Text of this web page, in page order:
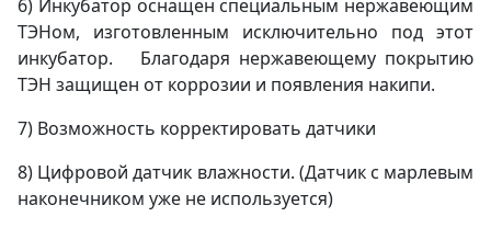
6) Инкубатор оснащен специальным нержавеющим
ТЭНом, изготовленным исключительно под этот
инкубатор. Благодаря нержавеющему покрытию
ТЭН защищен от коррозии и появления накипи.
7) Возможность корректировать датчики
8) Цифровой датчик влажности. (Датчик с марлевым
наконечником уже не используется)